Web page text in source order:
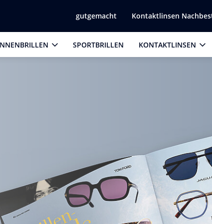
gutgemacht Kontaktlinsen
SPORTBRILLEN KONTAKTLINSEN